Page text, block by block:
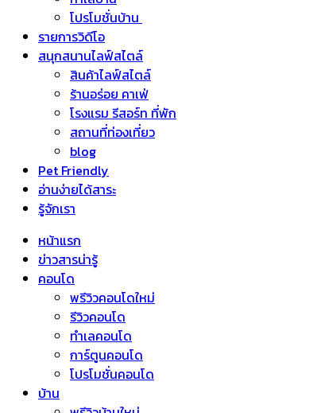
โปรโมชั่นบ้าน
รายการวิดีโอ
สนุกสนานไลฟ์สไตล์
สินค้าไลฟ์สไตล์
ร้านอร่อย คาเฟ่
โรงแรม รีสอร์ท ที่พัก
สถานที่ท่องเที่ยว
blog
Pet Friendly
อ่านง่ายได้สาระ
รู้จักเรา
หน้าแรก
ข่าวสารน่ารู้
คอนโด
พรีวิวคอนโดใหม่
รีวิวคอนโด
ทำเลคอนโด
การ์ตูนคอนโด
โปรโมชั่นคอนโด
บ้าน